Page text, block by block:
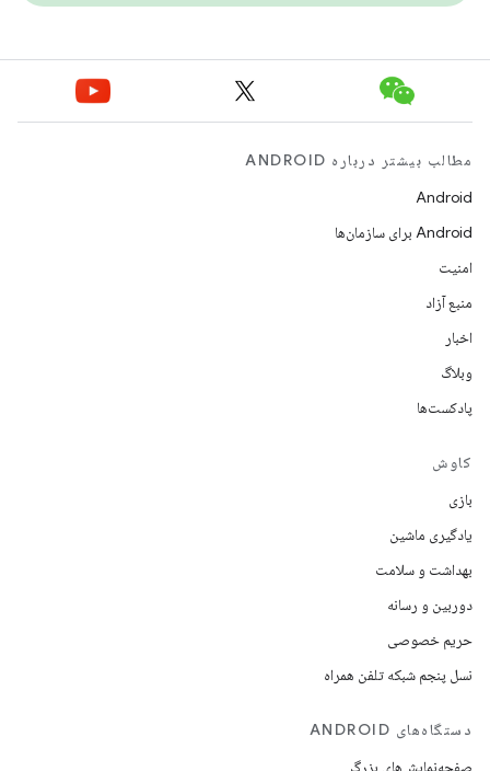
مطالب بیشتر درباره ANDROID
Android
Android برای سازمان‌ها
امنیت
منبع آزاد
اخبار
وبلاگ
پادکست‌ها
کاوش
بازی
یادگیری ماشین
بهداشت و سلامت
دوربین و رسانه
حریم خصوصی
نسل پنجم شبکه تلفن همراه
دستگاه‌های ANDROID
صفحه‌نمایش‌های بزرگ